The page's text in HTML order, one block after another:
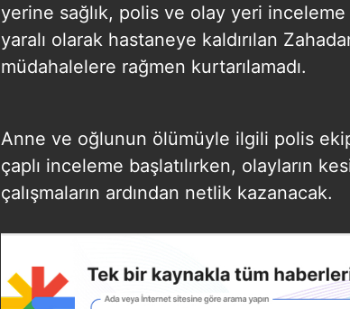
yerine sağlık, polis ve olay yeri
yaralı olarak hastaneye kaldırılan
müdahalelere rağmen kurtarılamadı.
Anne ve oğlunun ölümüyle ilgili polis
çaplı inceleme başlatılırken, olayların
çalışmaların ardından netlik kazanacak.